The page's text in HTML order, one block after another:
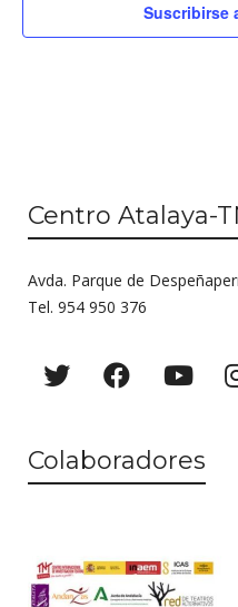
Suscribirse
Centro Atalaya-
Avda. Parque de
Tel. 954 950 376
Colaboradores